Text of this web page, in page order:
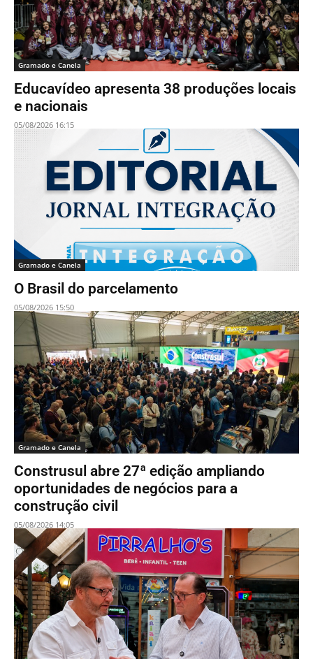
Gramado e Canela
Educavídeo apresenta 38 produções locais
e nacionais
05/08/2026 16:15
Gramado e Canela
O Brasil do parcelamento
05/08/2026 15:50
Gramado e Canela
Construsul abre 27ª edição ampliando
oportunidades de negócios para a
construção civil
05/08/2026 14:05